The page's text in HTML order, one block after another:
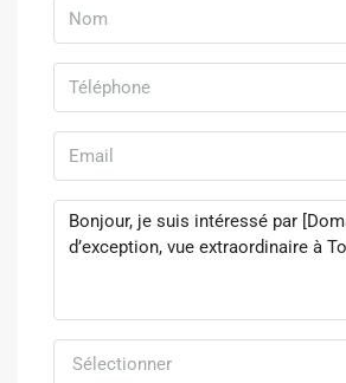
Sélectionner